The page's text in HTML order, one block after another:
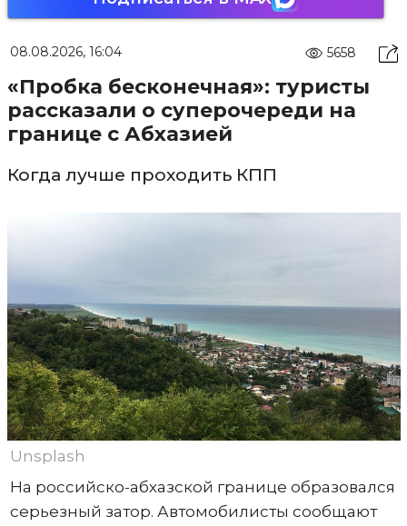
08.08.2026, 16:04 5658
«Пробка бесконечная»: туристы
рассказали о суперочереди на
границе с Абхазией
Когда лучше проходить КПП
Unsplash
На российско-абхазской границе образовался
серьезный затор. Автомобилисты сообщают